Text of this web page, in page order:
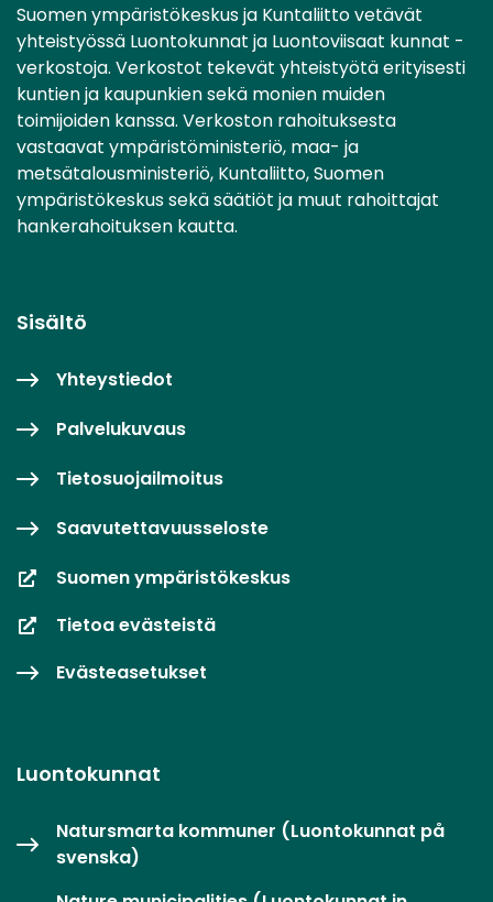
Suomen ympäristökeskus ja Kuntaliitto vetävät
yhteistyössä Luontokunnat ja Luontoviisaat kunnat -
verkostoja. Verkostot tekevät yhteistyötä erityisesti
kuntien ja kaupunkien sekä monien muiden
toimijoiden kanssa. Verkoston rahoituksesta
vastaavat ympäristöministeriö, maa- ja
metsätalousministeriö, Kuntaliitto, Suomen
ympäristökeskus sekä säätiöt ja muut rahoittajat
hankerahoituksen kautta.
Sisältö
Yhteystiedot
Palvelukuvaus
Tietosuojailmoitus
Saavutettavuusseloste
Suomen ympäristökeskus
Tietoa evästeistä
Evästeasetukset
Luontokunnat
Natursmarta kommuner (Luontokunnat på
svenska)